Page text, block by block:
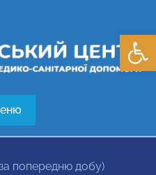
попередню добу)